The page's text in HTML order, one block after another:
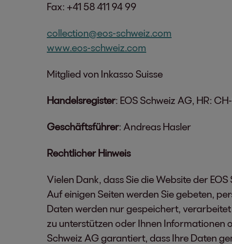
Fax: +41 58 411 94 99
collection@eos-schweiz.com
www.eos-schweiz.com
Mitglied von Inkasso Suisse
Handelsregister: EOS Schweiz AG, HR:
Geschäftsführer: Andreas Hasler
Rechtlicher Hinweis
Vielen Dank, dass Sie die Website der
Auf einigen Seiten werden Sie gebeten,
Daten werden nur gespeichert,
zu unterstützen oder Ihnen Informationen
Schweiz AG garantiert, dass Ihre Daten